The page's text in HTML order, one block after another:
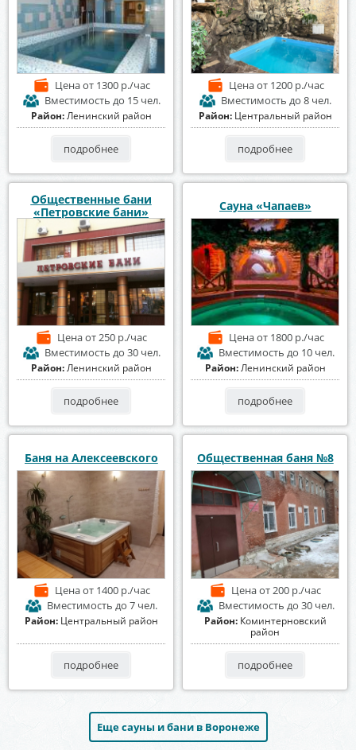
Ценаот 1300 р./час
Вместимость до 15 чел.
Район:Ленинский район
подробнее
Ценаот 1200 р./час
Вместимость до 8 чел.
Район: Центральный район
подробнее
Общественные бани
«Петровские бани»
Ценаот 250 р./час
Вместимость до 30 чел.
Район:Ленинский район
подробнее
Сауна «Чапаев»
Ценаот 1800 р./час
Вместимость до 10 чел.
Район:Ленинский район
подробнее
Баня на Алексеевского
Ценаот 1400 р./час
Вместимость до 7 чел.
Район: Центральный район
подробнее
Общественная баня №8
Ценаот 200 р./час
Вместимость до 30 чел.
Район: Коминтерновский
район
подробнее
Еще сауны и бани в Воронеже